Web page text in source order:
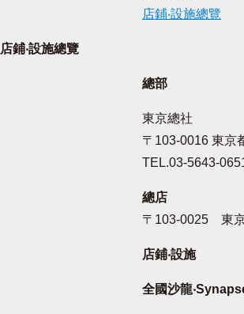
店鋪‧設施總覽
店鋪‧設施總覽
總部
東京總社
〒103-0016 東
TEL.03-5643-
總店
〒103-0025 東
店鋪‧設施
全國沙龍